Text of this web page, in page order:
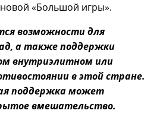
«Большой игры».
возможности для
а также поддержки
внутриэлитном или
в этой стране.
поддержка может
вмешательство.